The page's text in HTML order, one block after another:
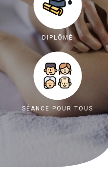
DIPLÔMÉ
SÉANCE POUR TOUS